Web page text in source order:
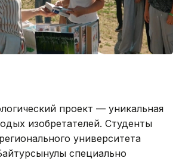
проект — уникальная
изобретателей. Студенты
университета
специально